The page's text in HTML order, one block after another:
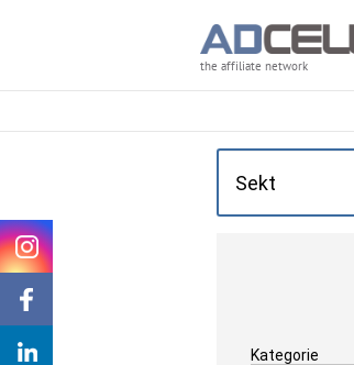
the affiliate network
Kategorie